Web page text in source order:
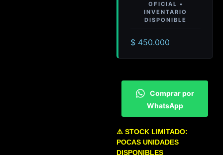
$ 450.000
Comprar por
WhatsApp
⚠️ STOCK LIMITADO:
POCAS UNIDADES
DISPONIBLES